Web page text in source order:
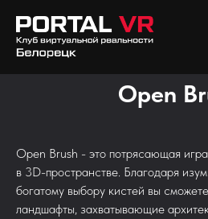
Open
Open Brush - это потрясающая
в 3D-пространстве. Благодаря
богатому выбору кистей вы
ландшафты, захватывающие